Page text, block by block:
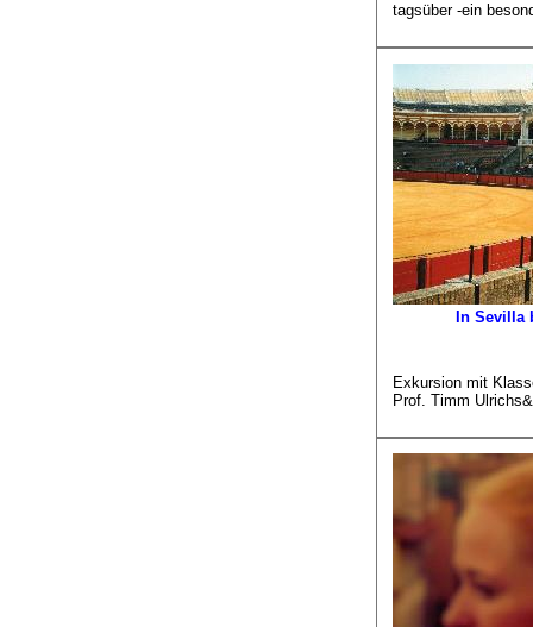
tagsüber -ein
In Sevilla
Exkursion mit
Prof. Timm